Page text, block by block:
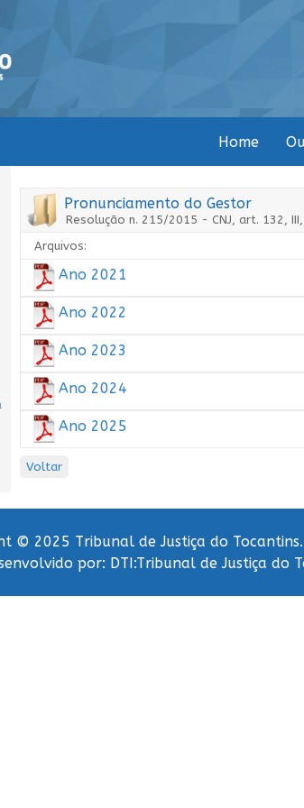
Home
Pronunciamento do Gestor
Resolução n. 215/2015 - CNJ, art. 132,
Arquivos:
Ano 2021
Ano 2022
Ano 2023
Ano 2024
Ano 2025
Voltar
© 2025 Tribunal de Justiça do
por: DTI:Tribunal de Justiça do